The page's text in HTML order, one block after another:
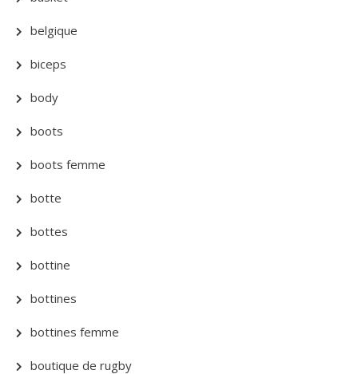
belgique
biceps
body
boots
boots femme
botte
bottes
bottine
bottines
bottines femme
boutique de rugby